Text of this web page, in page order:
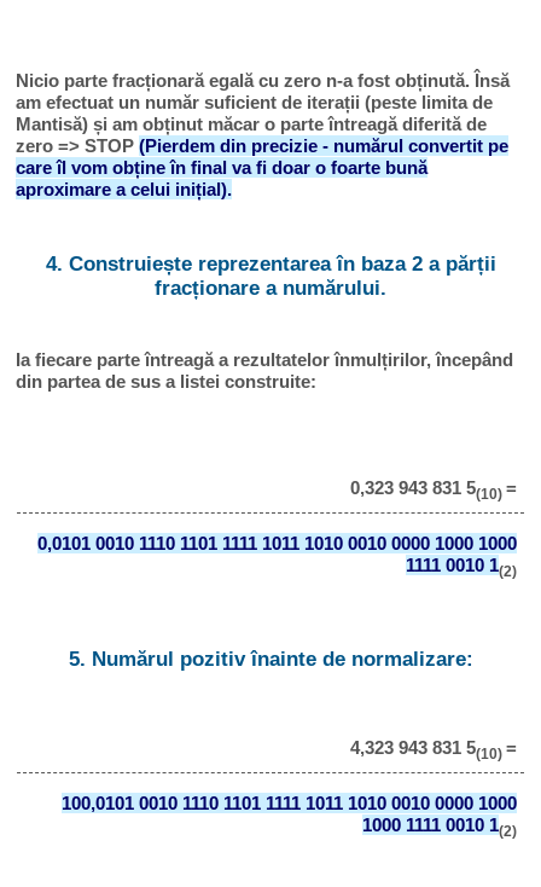
Nicio parte fracționară egală cu zero n-a fost obținută. Însă
am efectuat un număr suficient de iterații (peste limita de
Mantisă) și am obținut măcar o parte întreagă diferită de
zero => STOP(Pierdem din precizie - numărul convertit pe
care îl vom obține în final va fi doar o foarte bună
aproximare a celui inițial).
4. Construiește reprezentarea în baza 2 a părții
fracționare a numărului.
Ia fiecare parte întreagă a rezultatelor înmulțirilor, începând
din partea de sus a listei construite:
0,323 943 831 5(10) =
0,0101 0010 1110 1101 1111 1011 1010 0010 0000 1000 1000
1111 0010 1(2)
5. Numărul pozitiv înainte de normalizare:
4,323 943 831 5(10) =
100,0101 0010 1110 1101 1111 1011 1010 0010 0000 1000
1000 1111 0010 1(2)